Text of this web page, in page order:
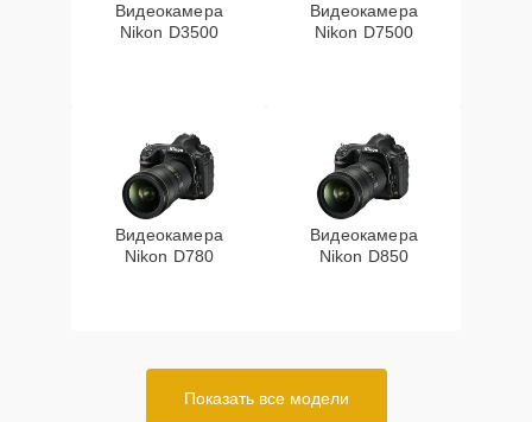
Видеокамера
Nikon D3500
Видеокамера
Nikon D7500
Видеокамера
Nikon D780
Видеокамера
Nikon D850
Показать все модели